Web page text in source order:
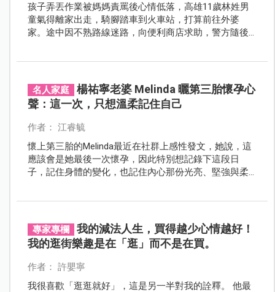
孩子弄丟作業被媽媽責罵後心情低落，高雄11歲林姓男
童氣得離家出走，騎腳踏車到火車站，打算前往外婆
家。途中因不熟路線迷路，向便利商店求助，警方隨後
名人家庭
楊祐寧老婆 Melinda 曬第三胎懷孕心
聲：這一次，只想溫柔記住自己
作者： 江睿毓
懷上第三胎的Melinda最近在社群上感性發文，她說，這
應該會是她最後一次懷孕，因此特別想記錄下這段日
子，記住身體的變化，也記住內心那份光亮、堅強與柔
專家專欄
我的減法人生，買得越少心情越好！
我的逛街樂趣是在「逛」而不是在買。
作者： 許嬰寧
我很喜歡「逛逛就好」，這是另一半對我的詮釋。 他最